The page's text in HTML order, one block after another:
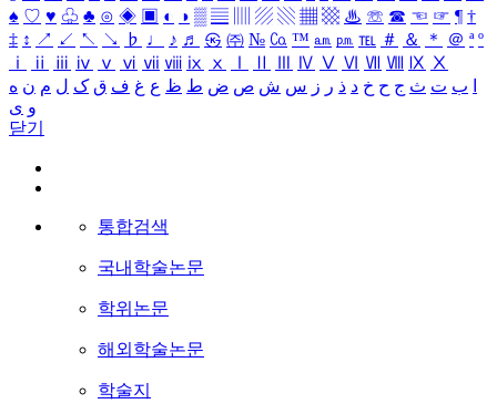
♠ ♡ ♥ ♧ ♣ ⊙ ◈ ▣ ◐ ◑ ▒ ▤ ▨ ▧ ▦ ▩ ♨ ☏ ☎ ☜ ☞ ¶ †
‡ ↕ ↗ ↙ ↖ ↘ ♭ ♩ ♪ ♬ ㉿ ㈜ № ㏇ ™ ㏂ ㏘ ℡ ＃ ＆ ＊ ＠ ª º
ⅰ
ⅱ ⅲ ⅳ ⅴ ⅵ ⅶ ⅷ ⅸ ⅹ Ⅳ Ⅴ Ⅵ Ⅶ Ⅷ Ⅸ Ⅹ
ب ت ث ج ح خ د ذ ر ز س ش ص ض ط ظ ع غ ف ق ک ل م ن ه
و ی
닫기
통합검색
국내학술논문
학위논문
해외학술논문
학술지